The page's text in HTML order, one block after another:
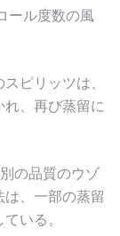
ール度数の風
ピリッツは、
、再び蒸留に
の品質のウゾ
、一部の蒸留
いる。